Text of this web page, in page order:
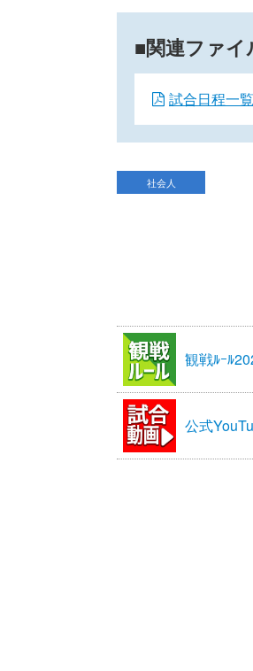
関連ファイ
試合日程一覧
社会人
観戦ﾙｰﾙ
公式